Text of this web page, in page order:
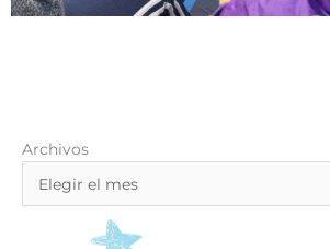
Archivos
Archivos